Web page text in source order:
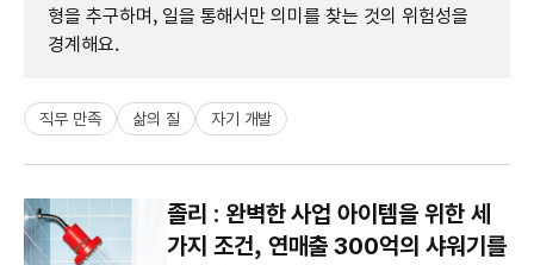
형을 추구하며, 일을 통해서만 의미를 찾는 것의 위험성을
경계해요.
직무 만족 삶의 질 자기 개발
졸리 : 완벽한 사업 아이템을 위한 세
가지 조건, 연매출 300억의 샤워기를